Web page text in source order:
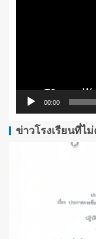
00:00
ข่าวโรงเรียนที่ไ